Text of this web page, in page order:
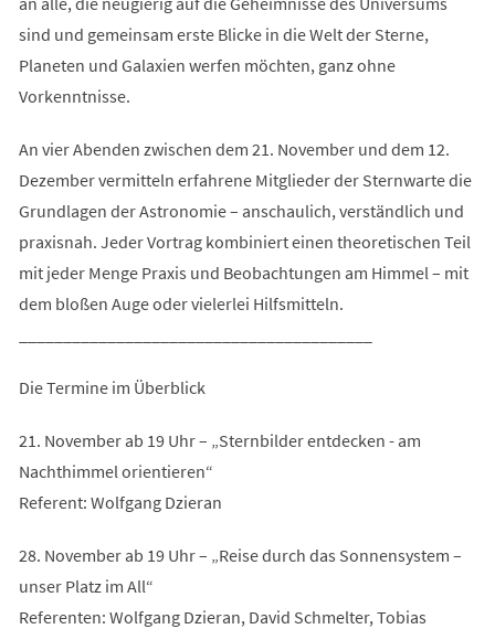
sind und gemeinsam erste Blicke in die Welt der Sterne,
Planeten und Galaxien werfen möchten, ganz ohne
Vorkenntnisse.
An vier Abenden zwischen dem 21. November und dem 12.
Dezember vermitteln erfahrene Mitglieder der Sternwarte die
Grundlagen der Astronomie – anschaulich, verständlich und
praxisnah. Jeder Vortrag kombiniert einen theoretischen Teil
mit jeder Menge Praxis und Beobachtungen am Himmel – mit
dem bloßen Auge oder vielerlei Hilfsmitteln.
Die Termine im Überblick
21. November ab 19 Uhr – „Sternbilder entdecken - am
Nachthimmel orientieren“
Referent: Wolfgang Dzieran
28. November ab 19 Uhr – „Reise durch das Sonnensystem –
unser Platz im All“
Referenten: Wolfgang Dzieran, David Schmelter, Tobias